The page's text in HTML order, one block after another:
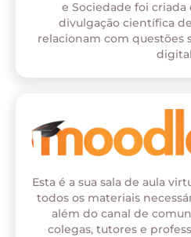
e Sociedade foi criada
divulgação científica
relacionam com questões
Esta é a sua sala de aula
todos os materiais
além do canal de
colegas, tutores e